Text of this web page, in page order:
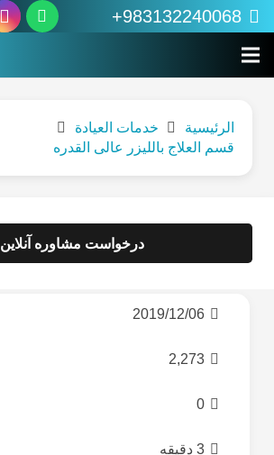
983132240068+
الرئيسية
خدمات العيادة
قسم العلاج باللیزر عالی القدره
درخواست مشاوره آنلاین
2019/12/06
2,273
0
3 دقیقه